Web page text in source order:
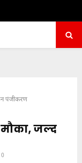
पंजीकरण
जल्द
0